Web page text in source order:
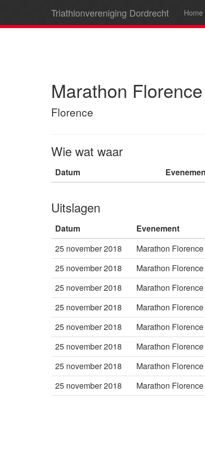
Triathlonvereniging Dordrecht Home
Marathon Florence
Florence
Wie wat waar
Datum
Uitslagen
Datum Evenement
25 november 2018
Marathon
25 november 2018
Marathon
25 november 2018
Marathon
25 november 2018
Marathon
25 november 2018
Marathon
25 november 2018
Marathon
25 november 2018
Marathon
25 november 2018
Marathon